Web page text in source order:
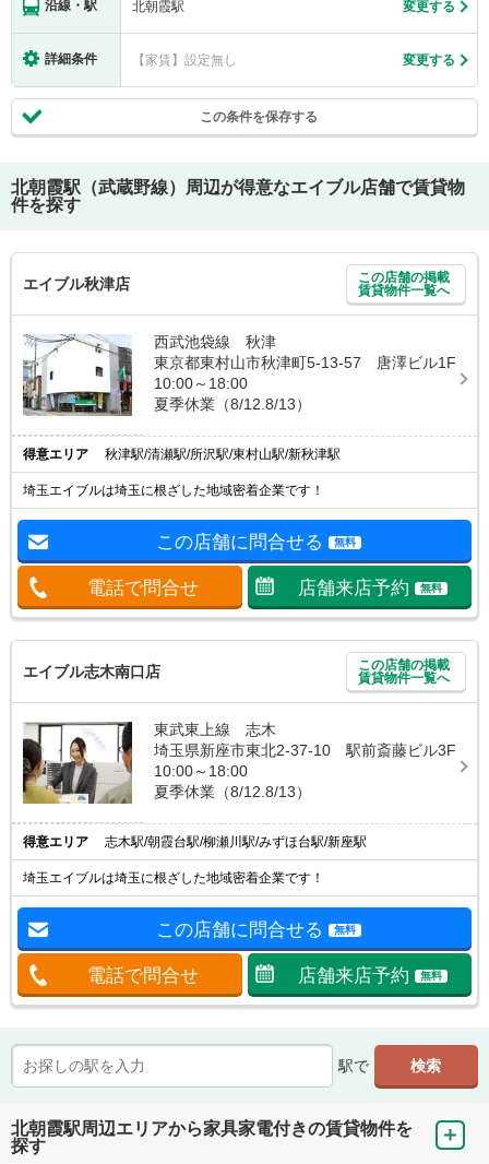
沿線・駅 北朝霞駅 変更する
詳細条件 【家賃】設定無し 変更する
この条件を保存する
北朝霞駅（武蔵野線）
周辺が得意なエイブル店舗で賃貸物
件を探す
エイブル秋津店
この店舗の掲載
賃貸物件一覧へ
西武池袋線 秋津
東京都東村山市秋津町5-13-57 唐澤ビル1F
10:00～18:00
夏季休業（8/12.8/13）
得意エリア 秋津駅/清瀬駅/所沢駅/東村山駅/新秋津駅
埼玉エイブルは埼玉に根ざした地域密着企業です！
この店舗に問合せる 無料
電話で問合せ 店舗来店予約 無料
エイブル志木南口店
この店舗の掲載
賃貸物件一覧へ
東武東上線 志木
埼玉県新座市東北2-37-10 駅前斎藤ビル3F
10:00～18:00
夏季休業（8/12.8/13）
得意エリア 志木駅/朝霞台駅/柳瀬川駅/みずほ台駅/新座駅
埼玉エイブルは埼玉に根ざした地域密着企業です！
この店舗に問合せる 無料
電話で問合せ 店舗来店予約 無料
駅で
北朝霞駅周辺エリアから家具家電付きの賃貸物件を
探す